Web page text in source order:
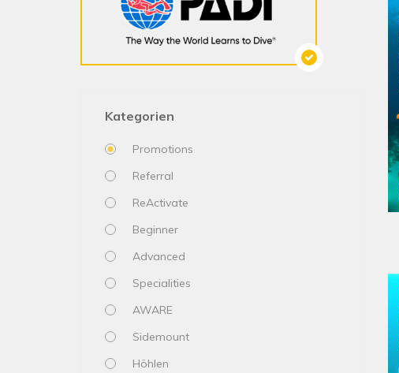
Kategorien
Promotions
Referral
ReActivate
Beginner
Advanced
Specialities
AWARE
Sidemount
Höhlen